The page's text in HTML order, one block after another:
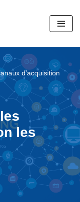
d’acquisition
les